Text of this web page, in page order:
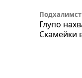
Глупо
Скамейки